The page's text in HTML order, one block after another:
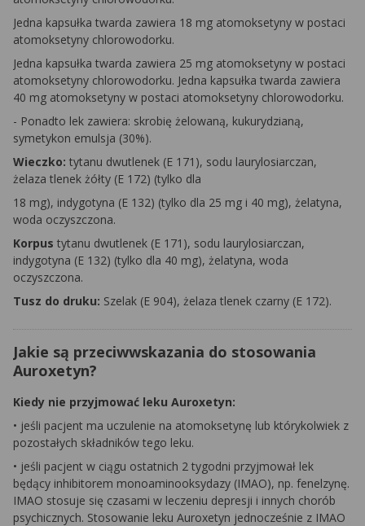
Jedna kapsułka twarda zawiera 18 mg atomoksetyny w postaci
atomoksetyny chlorowodorku.
Jedna kapsułka twarda zawiera 25 mg atomoksetyny w postaci
atomoksetyny chlorowodorku. Jedna kapsułka twarda zawiera
40 mg atomoksetyny w postaci atomoksetyny chlorowodorku.
- Ponadto lek zawiera: skrobię żelowaną, kukurydzianą,
symetykon emulsja (30%).
Wieczko: tytanu dwutlenek (E 171), sodu laurylosiarczan,
żelaza tlenek żółty (E 172) (tylko dla
18 mg), indygotyna (E 132) (tylko dla 25 mg i 40 mg), żelatyna,
woda oczyszczona.
Korpus tytanu dwutlenek (E 171), sodu laurylosiarczan,
indygotyna (E 132) (tylko dla 40 mg), żelatyna, woda
oczyszczona.
Tusz do druku: Szelak (E 904), żelaza tlenek czarny (E 172).
Jakie są przeciwwskazania do stosowania
Auroxetyn?
Kiedy nie przyjmować leku Auroxetyn:
• jeśli pacjent ma uczulenie na atomoksetynę lub którykolwiek z
pozostałych składników tego leku.
• jeśli pacjent w ciągu ostatnich 2 tygodni przyjmował lek
będący inhibitorem monoaminooksydazy (IMAO), np. fenelzynę.
IMAO stosuje się czasami w leczeniu depresji i innych chorób
psychicznych. Stosowanie leku Auroxetyn jednocześnie z IMAO